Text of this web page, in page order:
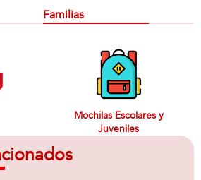
Familias
Mochilas Escolares y
Juveniles